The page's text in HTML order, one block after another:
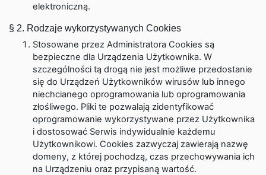
elektroniczną.
§ 2. Rodzaje wykorzystywanych Cookies
Stosowane przez Administratora Cookies są
bezpieczne dla Urządzenia Użytkownika. W
szczególności tą drogą nie jest możliwe przedostanie
się do Urządzeń Użytkowników wirusów lub innego
niechcianego oprogramowania lub oprogramowania
złośliwego. Pliki te pozwalają zidentyfikować
oprogramowanie wykorzystywane przez Użytkownika
i dostosować Serwis indywidualnie każdemu
Użytkownikowi. Cookies zazwyczaj zawierają nazwę
domeny, z której pochodzą, czas przechowywania ich
na Urządzeniu oraz przypisaną wartość.